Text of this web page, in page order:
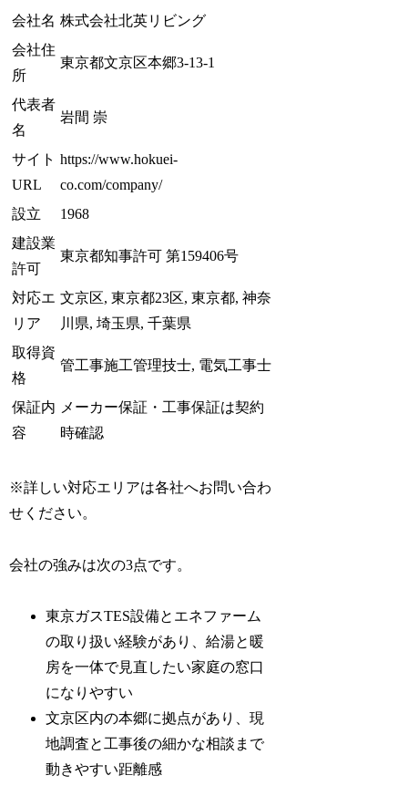
会社名 株式会社北英リビング
会社住
所
東京都文京区本郷3-13-1
代表者
名
岩間 崇
サイト
URL
https://www.hokuei-
co.com/company/
設立
1968
建設業
許可
東京都知事許可 第159406号
対応エ
リア
文京区, 東京都23区, 東京都, 神奈
川県, 埼玉県, 千葉県
取得資
格
管工事施工管理技士, 電気工事士
保証内
容
メーカー保証・工事保証は契約
時確認
※詳しい対応エリアは各社へお問い合わ
せください。
会社の強みは次の3点です。
東京ガスTES設備とエネファーム
の取り扱い経験があり、給湯と暖
房を一体で見直したい家庭の窓口
になりやすい
文京区内の本郷に拠点があり、現
地調査と工事後の細かな相談まで
動きやすい距離感